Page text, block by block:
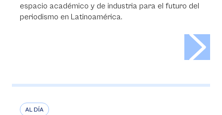
espacio académico y de industria para el futuro del
periodismo en Latinoamérica.
AL DÍA